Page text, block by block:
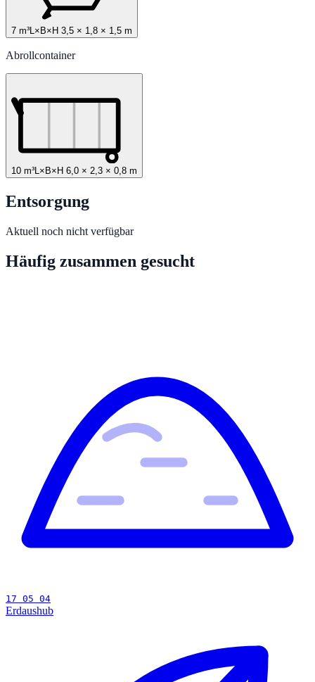
7 m³ L×B×H 3,5 × 1,8 × 1,5 m
Abrollcontainer
10 m³L×B×H 6,0 × 2,3 × 0,8 m
Entsorgung
Aktuell noch nicht verfügbar
Häufig zusammen gesucht
17 05 04
Erdaushub